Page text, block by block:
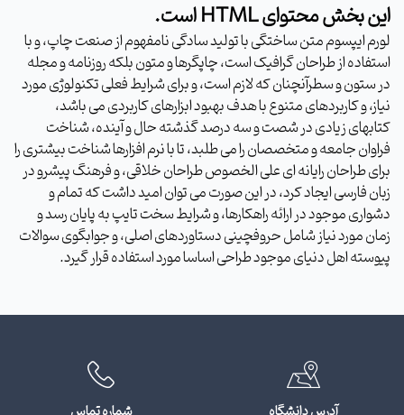
این بخش محتوای HTML است.
لورم ایپسوم متن ساختگی با تولید سادگی نامفهوم از صنعت چاپ، و با
استفاده از طراحان گرافیک است، چاپگرها و متون بلکه روزنامه و مجله
در ستون و سطرآنچنان که لازم است، و برای شرایط فعلی تکنولوژی مورد
نیاز، و کاربردهای متنوع با هدف بهبود ابزارهای کاربردی می باشد،
کتابهای زیادی در شصت و سه درصد گذشته حال و آینده، شناخت
فراوان جامعه و متخصصان را می طلبد، تا با نرم افزارها شناخت بیشتری را
برای طراحان رایانه ای علی الخصوص طراحان خلاقی، و فرهنگ پیشرو در
زبان فارسی ایجاد کرد، در این صورت می توان امید داشت که تمام و
دشواری موجود در ارائه راهکارها، و شرایط سخت تایپ به پایان رسد و
زمان مورد نیاز شامل حروفچینی دستاوردهای اصلی، و جوابگوی سوالات
پیوسته اهل دنیای موجود طراحی اساسا مورد استفاده قرار گیرد.